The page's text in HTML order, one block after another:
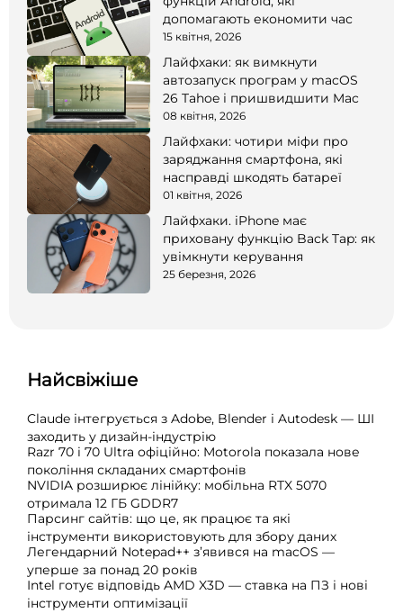
допомагають економити час
15 квітня, 2026
Лайфхаки: як вимкнути
автозапуск програм у macOS
26 Tahoe і пришвидшити Mac
08 квітня, 2026
Лайфхаки: чотири міфи про
заряджання смартфона, які
насправді шкодять батареї
01 квітня, 2026
Лайфхаки. iPhone має
приховану функцію Back Tap: як
увімкнути керування
25 березня, 2026
Найсвіжіше
Claude інтегрується з Adobe, Blender і Autodesk — ШІ
заходить у дизайн-індустрію
Razr 70 і 70 Ultra офіційно: Motorola показала нове
покоління складаних смартфонів
NVIDIA розширює лінійку: мобільна RTX 5070
отримала 12 ГБ GDDR7
Парсинг сайтів: що це, як працює та які
інструменти використовують для збору даних
Легендарний Notepad++ з’явився на macOS —
уперше за понад 20 років
Intel готує відповідь AMD X3D — ставка на ПЗ і нові
інструменти оптимізації